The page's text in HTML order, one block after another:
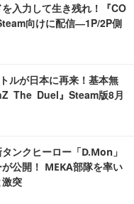
入力して生き残れ！『CO
向けに配信―1P/2P側
ルが日本に再来！基本無
The Duel』Steam版8月
ンクヒーロー「D.Mon」
公開！ MEKA部隊を率い
突